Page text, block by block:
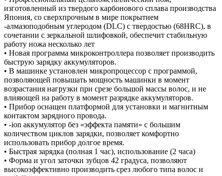
изготовленный из твердого карбонового сплава производства
Япония, со сверхпрочным в мире покрытием
-алмазоподобным углеродом (DLC) с твердостью (68HRC), в
сочетании с зеркальной шлифовкой, обеспечит стабильную
работу ножа несколько лет
• Новая программа микроконтроллера позволяет производить
быструю зарядку аккумуляторов.
• В машинке установлен микропроцессор с программой,
позволяющей повышать мощность машинки в момент
возрастания нагрузки при срезе большой массы волос, и не
влияющей на работу в момент разрядке аккумуляторов.
• Прибор оснащен платформой для установки и магнитным
контактом зарядного провода.
• -ion аккумулятор без «эффекта памяти» с большим
количеством циклов зарядки, позволяет комфортно
использовать прибор долгое время.
• Быстрая зарядка (полная 1 час), использование (2 часа)
• Форма и угол заточки зубцов 42 градуса, позволяют
высокоэффективно производить срез любого типа волос и